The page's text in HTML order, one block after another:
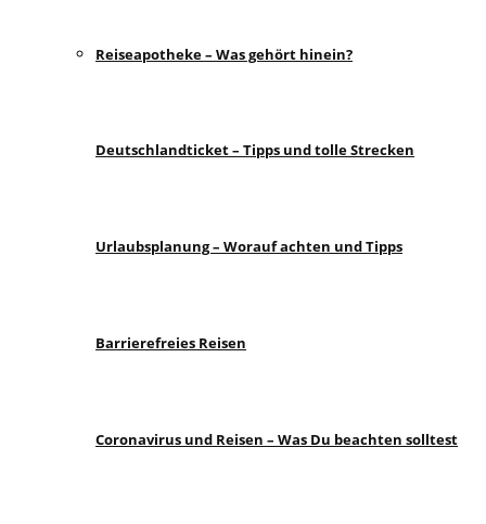
Reiseapotheke – Was gehört hinein?
Deutschlandticket – Tipps und tolle Strecken
Urlaubsplanung – Worauf achten und Tipps
Barrierefreies Reisen
Coronavirus und Reisen – Was Du beachten solltest